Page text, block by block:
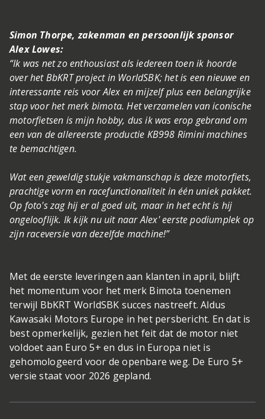
Simon Thorpe, zakenman en persoonlijk sponsor
Alex Lowes:
“Ik was net zo enthousiast als iedereen toen ik hoorde
over het BbKRT project in WorldSBK; het is een nieuwe en
interessante reis voor Alex en mijzelf plus een belangrijke
stap voor het merk bimota. Het verzamelen van iconische
motorfietsen is mijn hobby, dus ik was erop gebrand om
een van de allereerste productie KB998 Rimini machines
te bemachtigen.
Wat een geweldig stukje vakmanschap is deze motorfiets,
prachtige vorm en racefunctionaliteit in één uniek pakket.
Op foto's zag hij er al goed uit, maar in het echt is hij
ongelooflijk. Ik kijk nu uit naar Alex' eerste podiumplek op
zijn raceversie van dezelfde machine!”
Met de eerste leveringen aan klanten in april, blijft
het momentum voor het merk Bimota toenemen
terwijl BbKRT WorldSBK succes nastreeft. Aldus
Kawasaki Motors Europe in het persbericht. En dat is
best opmerkelijk, gezien het feit dat de motor niet
voldoet aan Euro 5+ en dus in Europa niet is
gehomologeerd voor de openbare weg. De Euro 5+
versie staat voor 2026 gepland.